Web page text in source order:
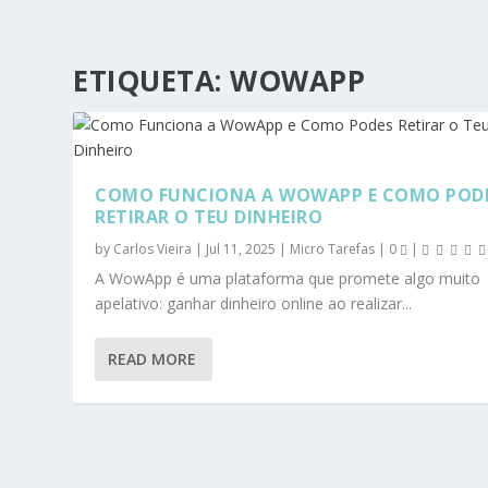
ETIQUETA:WOWAPP
COMO FUNCIONA A WOWAPP E COMO
RETIRAR O TEU DINHEIRO
by Carlos Vieira | Jul 11, 2025 | Micro Tarefas | 0 |
A WowApp é uma plataforma que promete algo muito
apelativo: ganhar dinheiro online ao realizar...
READ MORE